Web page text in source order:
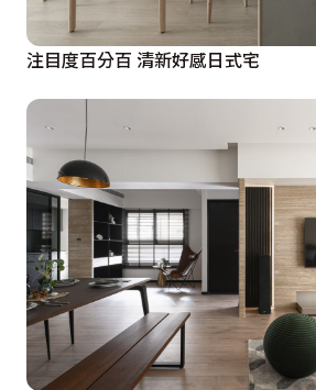
注目度百分百 清新好感日式宅